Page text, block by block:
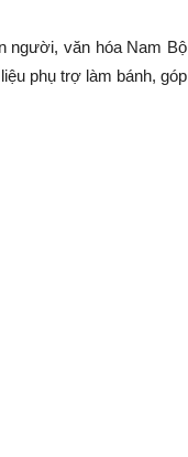
người, văn hóa Nam Bộ
phụ trợ làm bánh, góp